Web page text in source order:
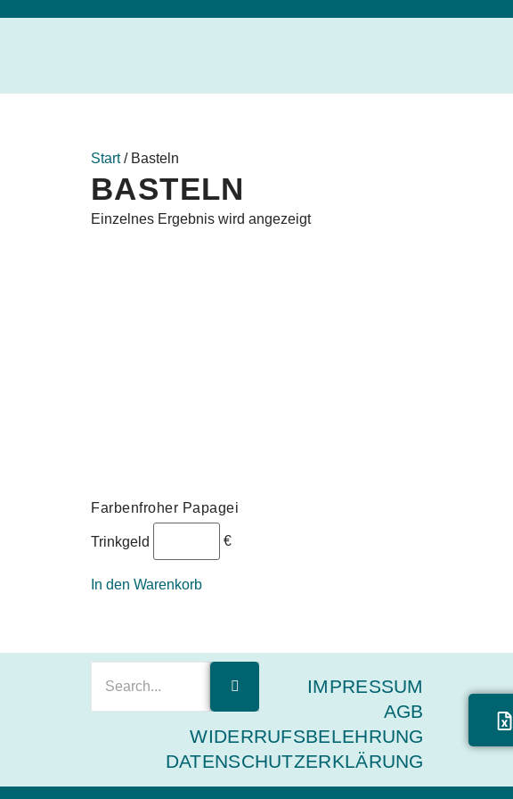
Start/ Basteln
BASTELN
Einzelnes Ergebnis wird angezeigt
Farbenfroher Papagei
Trinkgeld €
In den Warenkorb
IMPRESSUM
AGB
WIDERRUFSBELEHRUNG
DATENSCHUTZERKLÄRUNG